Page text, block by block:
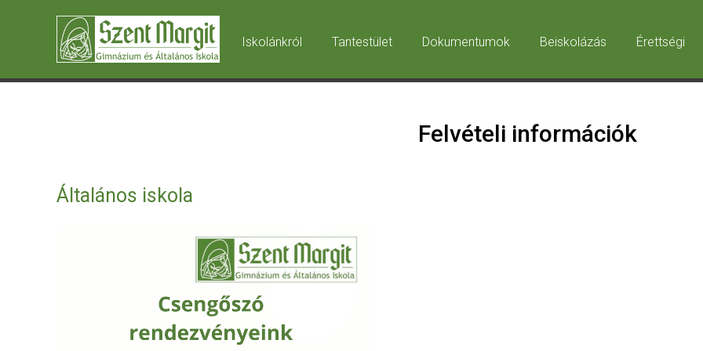
Iskolánkról Tantestület Dokumentumok Beiskolázás Érettségi
Felvételi információk
Általános iskola